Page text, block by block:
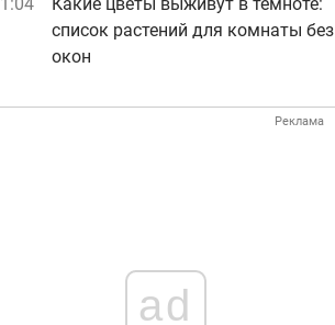
список растений для комнаты без
окон
Реклама
ad